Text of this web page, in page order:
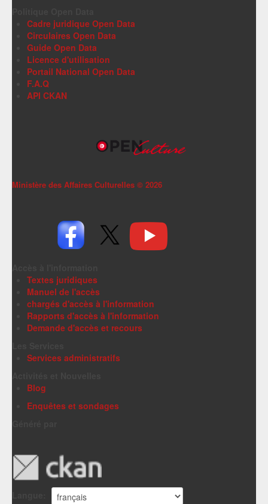
Cadre juridique Open Data
Circulaires Open Data
Guide Open Data
Licence d'utilisation
Portail National Open Data
F.A.Q
API CKAN
Ministère des Affaires Culturelles © 2026
Textes juridiques
Manuel de l'accès
chargés d'accès à l'information
Rapports d'accès à l'information
Demande d'accès et recours
Services administratifs
Blog
Enquêtes et sondages